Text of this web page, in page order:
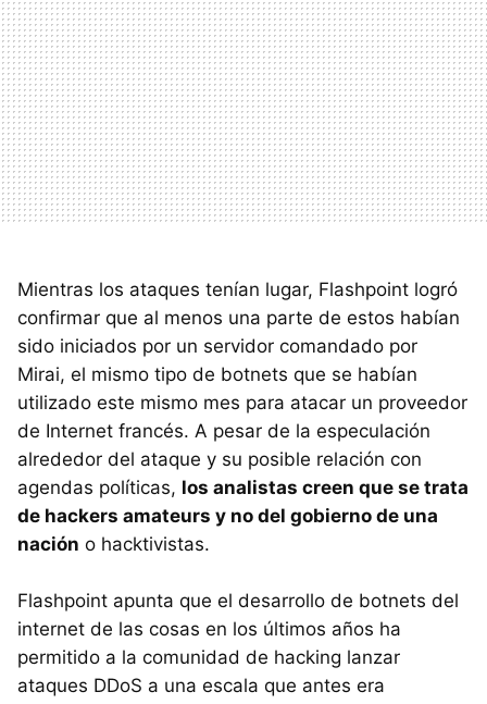
Mientras los ataques tenían lugar, Flashpoint logró
confirmar que al menos una parte de estos habían
sido iniciados por un servidor comandado por
Mirai, el mismo tipo de botnets que se habían
utilizado este mismo mes para atacar un proveedor
de Internet francés. A pesar de la especulación
alrededor del ataque y su posible relación con
agendas políticas, los analistas creen que se trata
de hackers amateurs y no del gobierno de una
nación o hacktivistas.
Flashpoint apunta que el desarrollo de botnets del
internet de las cosas en los últimos años ha
permitido a la comunidad de hacking lanzar
ataques DDoS a una escala que antes era